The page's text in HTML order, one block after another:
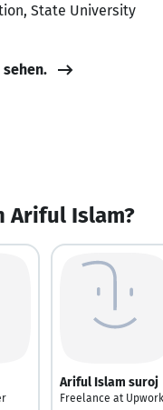
State University
sehen.
Ariful Islam?
Ariful Islam suroj
Freelance at Upwork